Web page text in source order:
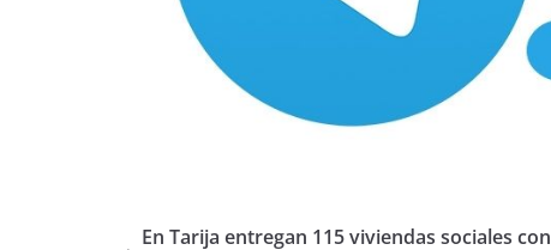
En Tarija entregan 115 viviendas sociales con